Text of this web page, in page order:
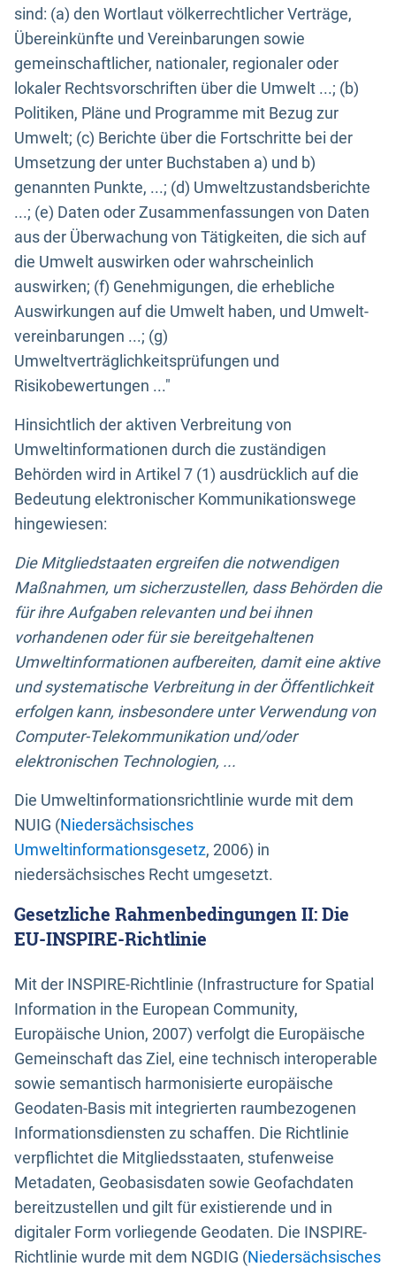
sind: (a) den Wortlaut völkerrechtlicher Verträge,
Übereinkünfte und Vereinbarungen sowie
gemeinschaftlicher, nationaler, regionaler oder
lokaler Rechtsvorschriften über die Umwelt ...; (b)
Politiken, Pläne und Programme mit Bezug zur
Umwelt; (c) Berichte über die Fortschritte bei der
Umsetzung der unter Buchstaben a) und b)
genannten Punkte, ...; (d) Umweltzustandsberichte
...; (e) Daten oder Zusammenfassungen von Daten
aus der Überwachung von Tätigkeiten, die sich auf
die Umwelt auswirken oder wahrscheinlich
auswirken; (f) Genehmigungen, die erhebliche
Auswirkungen auf die Umwelt haben, und Umwelt-
vereinbarungen ...; (g)
Umweltverträglichkeitsprüfungen und
Risikobewertungen ..."
Hinsichtlich der aktiven Verbreitung von
Umweltinformationen durch die zuständigen
Behörden wird in Artikel 7 (1) ausdrücklich auf die
Bedeutung elektronischer Kommunikationswege
hingewiesen:
Die Mitgliedstaaten ergreifen die notwendigen
Maßnahmen, um sicherzustellen, dass Behörden die
für ihre Aufgaben relevanten und bei ihnen
vorhandenen oder für sie bereitgehaltenen
Umweltinformationen aufbereiten, damit eine aktive
und systematische Verbreitung in der Öffentlichkeit
erfolgen kann, insbesondere unter Verwendung von
Computer-Telekommunikation und/oder
elektronischen Technologien, ...
Die Umweltinformationsrichtlinie wurde mit dem
NUIG (Niedersächsisches
Umweltinformationsgesetz, 2006) in
niedersächsisches Recht umgesetzt.
Gesetzliche Rahmenbedingungen II: Die
EU-INSPIRE-Richtlinie
Mit der INSPIRE-Richtlinie (Infrastructure for Spatial
Information in the European Community,
Europäische Union, 2007) verfolgt die Europäische
Gemeinschaft das Ziel, eine technisch interoperable
sowie semantisch harmonisierte europäische
Geodaten-Basis mit integrierten raumbezogenen
Informationsdiensten zu schaffen. Die Richtlinie
verpflichtet die Mitgliedsstaaten, stufenweise
Metadaten, Geobasisdaten sowie Geofachdaten
bereitzustellen und gilt für existierende und in
digitaler Form vorliegende Geodaten. Die INSPIRE-
Richtlinie wurde mit dem NGDIG (Niedersächsisches